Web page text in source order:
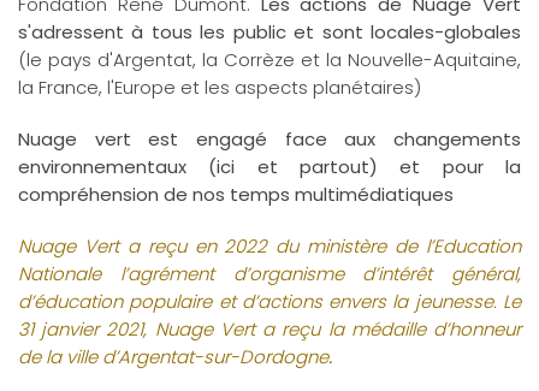
s'adressent à tous les public et sont locales-globales
(le pays d'Argentat, la Corrèze et la Nouvelle-Aquitaine,
la France, l'Europe et les aspects planétaires)
Nuage vert est engagé face aux changements
environnementaux (ici et partout) et pour la
compréhension de nos temps multimédiatiques
Nuage Vert a reçu en 2022 du ministère de l’Education
Nationale l’agrément d’organisme d’intérêt général,
d’éducation populaire et d’actions envers la jeunesse. Le
31 janvier 2021, Nuage Vert a reçu la médaille d’honneur
de la ville d’Argentat-sur-Dordogne.